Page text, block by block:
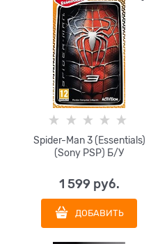
Spider-Man 3 (Essentials)
(Sony PSP) Б/У
1 599 руб.
ДОБАВИТЬ